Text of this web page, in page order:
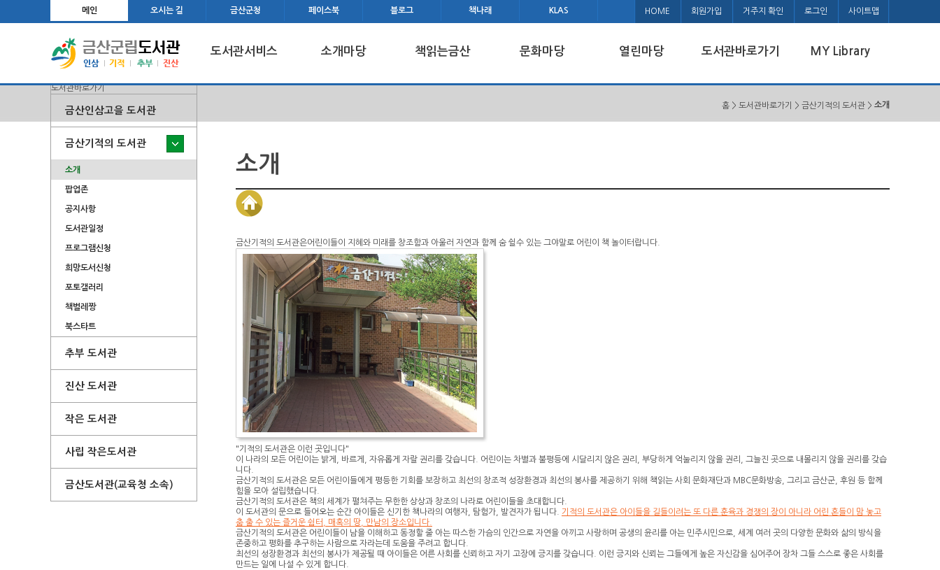
메인 오시는 길 금산군청 페이스북 블로그 책나래 KLAS HOME 회원가입 거주지 확인 로그인 사이트맵
도서관서비스 소개마당 책읽는금산 문화마당 열린마당 도서관바로가기 MY Library
도서관바로가기
금산인삼고을 도서관
금산기적의 도서관
소개
팝업존
공지사항
도서관일정
프로그램신청
희망도서신청
포토갤러리
책벌레짱
북스타트
추부 도서관
진산 도서관
작은 도서관
사립 작은도서관
금산도서관(교육청 소속)
홈 > 도서관바로가기 > 금산기적의 도서관 > 소개
소개
금산기적의 도서관은어린이들이 지혜와 미래를 창조함과 아울러 자연과 함께 숨 쉴수 있는 그야말로 어린이 책 놀이터랍니다.
"기적의 도서관은 이런 곳입니다"
이 나라의 모든 어린이는 밝게, 바르게, 자유롭게 자랄 권리를 갖습니다.
어린이는 차별과 불평등에 시달리지 않은 권리, 부당하게 억눌리지 않을 권리, 그늘진 곳으로 내몰리지 않을 권리를 갖습
니다.
금산기적의 도서관은 모든 어린이들에게 평등한 기회를 보장하고 최선의 창조적 성장환경과 최선의 봉사를 제공하기 위해 책읽는 사회 문화재단과 MBC문화방송, 그리고 금산군, 후원 등 함께
힘을 모아 설립했습니다.
금산기적의 도서관은 책의 세계가 펼쳐주는 무한한 상상과 창조의 나라로 어린이들을 초대합니다.
이 도서관의 문으로 들어오는 순간 아이들은 신기한 책나라의 여행자, 탐험가, 발견자가 됩니다. 기적의 도서관은 아이들을 길들이려는 또 다른 훈육과 경쟁의 장이 아니라 어린 혼들이
맘 놓고
춤 출 수 있는 즐거운 쉼터, 매혹의 땅, 만남의 장소입니다.
금산기적의 도서관은 어린이들이 남을 이해하고 동정할 줄 아는 따스한 가슴의 인간으로 자연을 아끼고 사랑하며 공생의 윤리를 아는 민주시민으로, 세계 여러 곳의 다양한 문화와 삶의 방식을
존중하고 평화를 추구하는 사람으로 자라는데 도움을 주려고 합니다.
최선의 성장환경과 최선의 봉사가 제공될 때 아이들은 어른 사회를 신뢰하고 자기 고장에 긍지를 갖습니다. 이런 긍지와 신뢰는 그들에게 높은 자신감을 심어주어 장차 그들 스스로 좋은 사회를
만드는 일에 나설 수 있게 합니다.